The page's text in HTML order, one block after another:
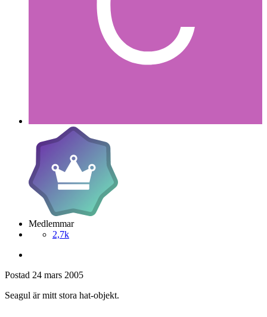
Medlemmar
2,7k
Postad 24 mars 2005
Seagul är mitt stora hat-objekt.